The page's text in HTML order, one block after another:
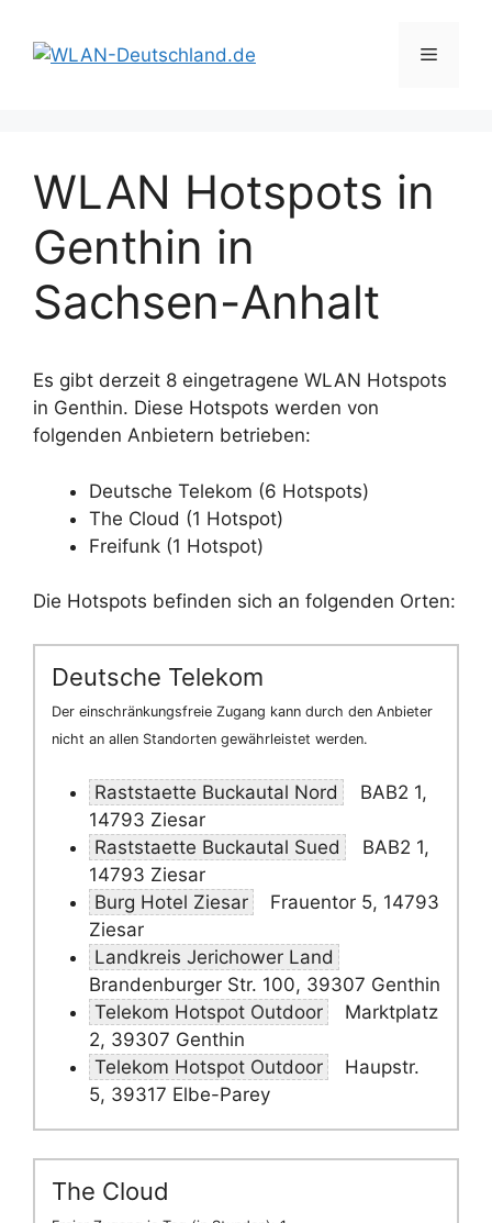
Inhalt
springen
Menü
WLAN Hotspots in
Genthin in
Sachsen-Anhalt
Es gibt derzeit 8 eingetragene WLAN Hotspots
in Genthin. Diese Hotspots werden von
folgenden Anbietern betrieben:
Deutsche Telekom (6 Hotspots)
The Cloud (1 Hotspot)
Freifunk (1 Hotspot)
Die Hotspots befinden sich an folgenden Orten:
Deutsche Telekom
Der einschränkungsfreie Zugang kann durch den Anbieter
nicht an allen Standorten gewährleistet werden.
Raststaette Buckautal Nord
BAB2 1,
14793 Ziesar
Raststaette Buckautal Sued
BAB2 1,
14793 Ziesar
Burg Hotel Ziesar
Frauentor 5, 14793
Ziesar
Landkreis Jerichower Land
Brandenburger Str. 100, 39307 Genthin
Telekom Hotspot Outdoor
Marktplatz
2, 39307 Genthin
Telekom Hotspot Outdoor
Haupstr.
5, 39317 Elbe-Parey
The Cloud